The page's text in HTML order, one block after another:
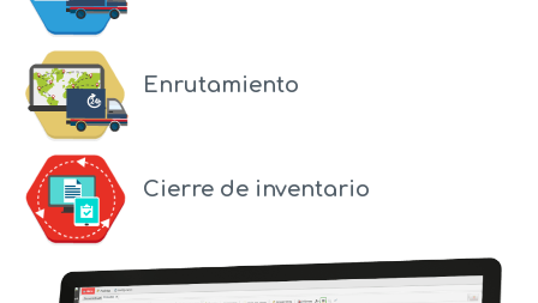
Enrutamiento
Cierre de inventario